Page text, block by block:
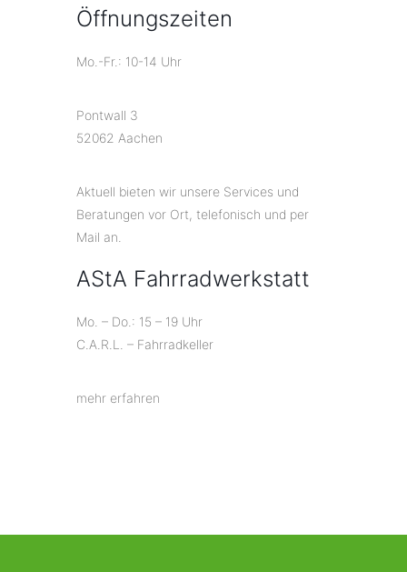
Öffnungszeiten
Mo.-Fr.: 10-14 Uhr
Pontwall 3
52062 Aachen
Aktuell bieten wir unsere Services und
Beratungen vor Ort, telefonisch und per
Mail an.
AStA Fahrradwerkstatt
Mo. – Do.: 15 – 19 Uhr
C.A.R.L. – Fahrradkeller
mehr erfahren